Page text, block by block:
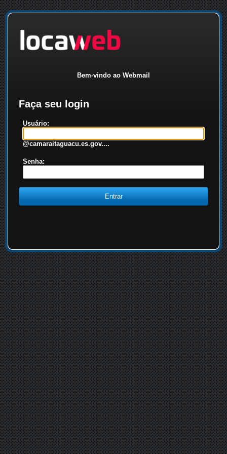
Bem-vindo ao Webmail
Faça seu login
Usuário:
@camaraitaguacu.es.gov....
Senha: